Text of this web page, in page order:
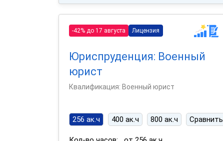
-42% до 17 августа Лицензия
Юриспруденция: Военный
юрист
Квалификация: Военный юрист
256 ак.ч 400 ак.ч 800 ак.ч Сравнить